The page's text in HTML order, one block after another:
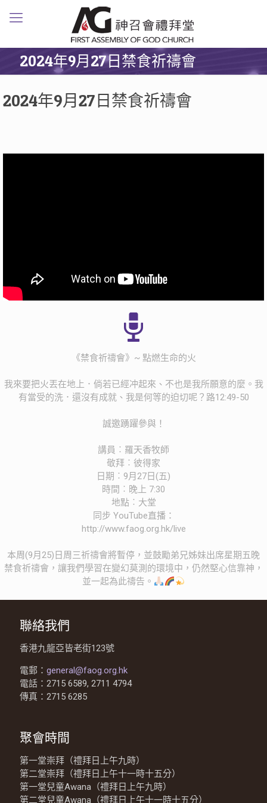
2024年9月27日禁食祈禱會
2024年9月27日禁食祈禱會
《禁食祈禱會》~ 點燃生命的火
我來要把火丟在地上．倘若已經冲起來、不也是我所願意的麼。我
有當受的洗．還沒有成就、我是何等的迫切呢？路12:49-50
誠邀踴躍參與！
講員︰羅天香牧師
敬拜︰彼得家
日期︰9月27日(五)
時間︰晚上 7:30
地點︰大堂
同步 YouTube直播：
http://www.faog.org.hk/live
本周(9月25)日周三祈禱會將暫停，並鼓勵弟兄姊妹出席星期五晚
禁食祈禱會，讓我們學習在變幻莫測的環境中，仍然堅心信靠神，
並一起為此禱告。
聯絡我們
香港九龍亞皆老街123號
電郵： general@faog.org.hk
電話：2715 6589, 2711 4794
傳真：2715 6285
聚會時間
第一堂崇拜（禮拜日上午九時）
第二堂崇拜（禮拜日上午十一時十五分）
第一堂兒童Awana（禮拜日上午九時）
第二堂兒童Awana（禮拜日上午十一時十五分）